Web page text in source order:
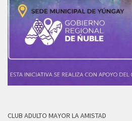
CLUB ADULTO MAYOR LA AMISTAD